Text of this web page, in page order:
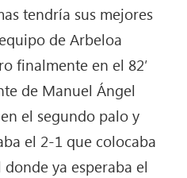
tendría sus mejores
de Arbeloa
finalmente en el 82′
de Manuel Ángel
el segundo palo y
el 2-1 que colocaba
ya esperaba el